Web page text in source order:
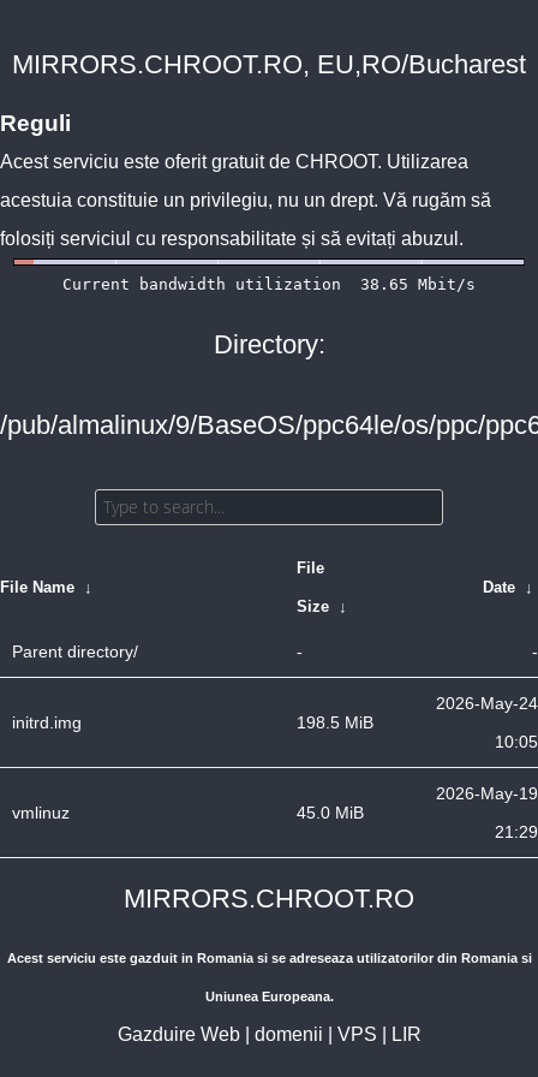
MIRRORS.CHROOT.RO, EU,RO/Bucharest
Reguli
Acest serviciu este oferit gratuit de CHROOT. Utilizarea
acestuia constituie un privilegiu, nu un drept. Vă rugăm să
folosiți serviciul cu responsabilitate și să evitați abuzul.
Directory:
/pub/almalinux/9/BaseOS/ppc64le/os/ppc/
File Name ↓
File
Size ↓
Date ↓
Parent directory/ - -
initrd.img 198.5 MiB
2026-May-24
10:05
vmlinuz 45.0 MiB
2026-May-19
21:29
MIRRORS.CHROOT.RO
Acest serviciu este gazduit in Romania si se adreseaza utilizatorilor din Romania si
Uniunea Europeana.
Gazduire Web| domenii VPS LIR